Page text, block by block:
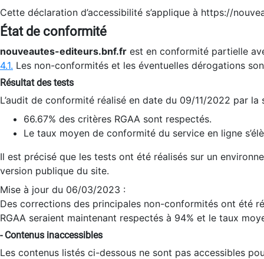
Cette déclaration d’accessibilité s’applique à https://
État de conformité
nouveautes-editeurs.bnf.fr est en conformité partielle
4.1. Les non-conformités et les éventuelles dérogations
Résultat des tests
L’audit de conformité réalisé en date du 09/11/2022 par
66.67% des critères RGAA sont respectés.
Le taux moyen de conformité du service en ligne
Il est précisé que les tests ont été réalisés sur un
version publique du site.
Mise à jour du 06/03/2023 :
Des corrections des principales non-conformités ont été
RGAA seraient maintenant respectés à 94% et le taux
- Contenus inaccessibles
Les contenus listés ci-dessous ne sont pas accessibles